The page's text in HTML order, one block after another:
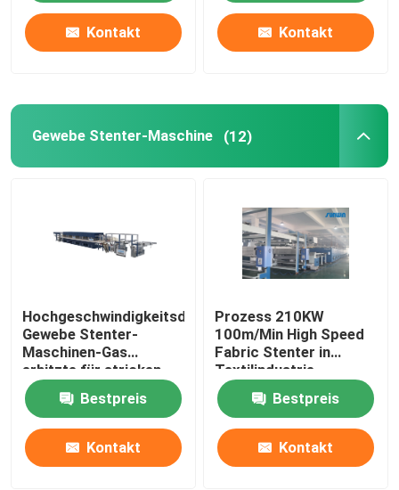
Kontakt Kontakt
Gewebe Stenter-Maschine (12)
Hochgeschwindigkeitsdoppelschicht-
Gewebe Stenter-
Maschinen-Gas
erhitzte für stricken
Gewebe
Bestpreis
Kontakt
Prozess 210KW
100m/Min High Speed
Fabric Stenter in
Textilindustrie
2800mm
Bestpreis
Kontakt